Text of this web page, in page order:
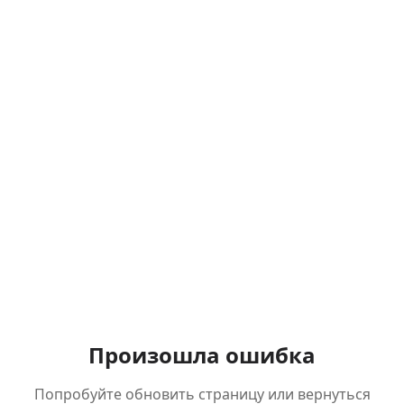
Произошла ошибка
Попробуйте обновить страницу или вернуться